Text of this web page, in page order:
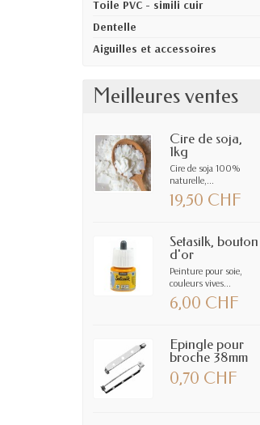
Toile PVC - simili cuir
Dentelle
Aiguilles et accessoires
Meilleures ventes
Cire de soja,
1kg
Cire de soja 100%
naturelle,...
19,50 CHF
Setasilk, bouton
d'or
Peinture pour soie,
couleurs vives...
6,00 CHF
Epingle pour
broche 38mm
0,70 CHF